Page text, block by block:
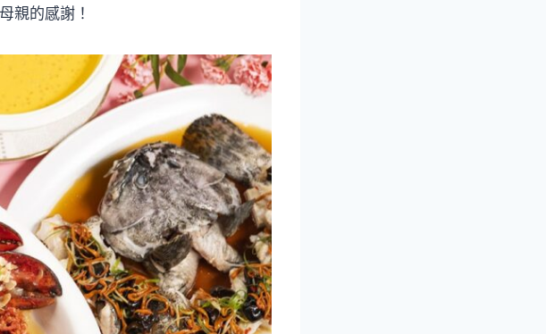
親的感謝！